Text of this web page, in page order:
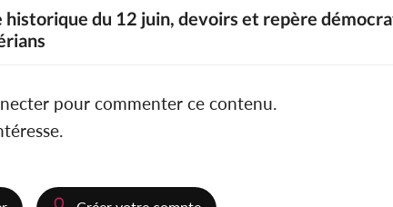
historique du 12 juin, devoirs et repère
pour commenter ce contenu.